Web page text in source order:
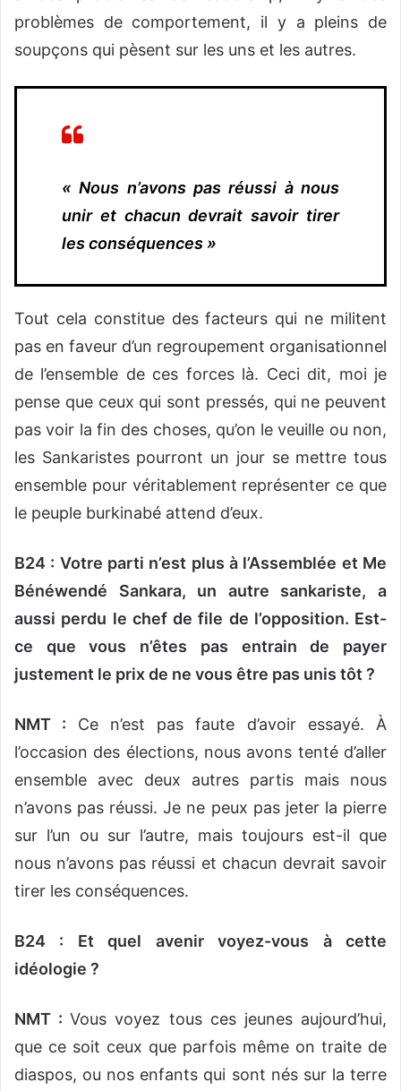
problèmes de comportement, il y a pleins de
soupçons qui pèsent sur les uns et les autres.
« Nous n’avons pas réussi à nous
unir et chacun devrait savoir tirer
les conséquences »
Tout cela constitue des facteurs qui ne militent
pas en faveur d’un regroupement organisationnel
de l’ensemble de ces forces là. Ceci dit, moi je
pense que ceux qui sont pressés, qui ne peuvent
pas voir la fin des choses, qu’on le veuille ou non,
les Sankaristes pourront un jour se mettre tous
ensemble pour véritablement représenter ce que
le peuple burkinabé attend d’eux.
B24 : Votre parti n’est plus à l’Assemblée et Me
Bénéwendé Sankara, un autre sankariste, a
aussi perdu le chef de file de l’opposition. Est-
ce que vous n’êtes pas entrain de payer
justement le prix de ne vous être pas unis tôt ?
NMT : Ce n’est pas faute d’avoir essayé. À
l’occasion des élections, nous avons tenté d’aller
ensemble avec deux autres partis mais nous
n’avons pas réussi. Je ne peux pas jeter la pierre
sur l’un ou sur l’autre, mais toujours est-il que
nous n’avons pas réussi et chacun devrait savoir
tirer les conséquences.
B24 : Et quel avenir voyez-vous à cette
idéologie ?
NMT :Vous voyez tous ces jeunes aujourd’hui,
que ce soit ceux que parfois même on traite de
diaspos, ou nos enfants qui sont nés sur la terre